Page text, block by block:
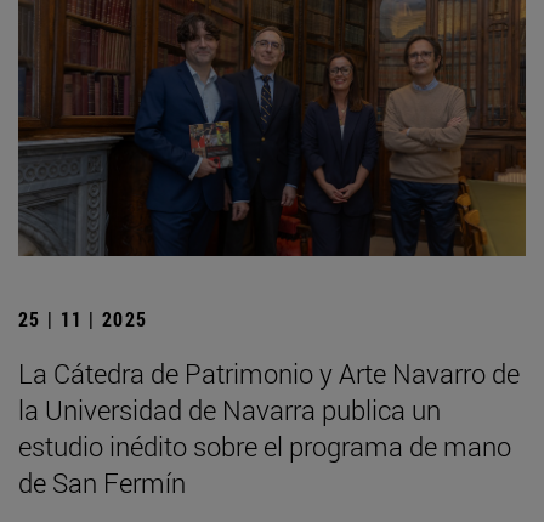
25 | 11 | 2025
La Cátedra de Patrimonio y Arte Navarro de
la Universidad de Navarra publica un
estudio inédito sobre el programa de mano
de San Fermín